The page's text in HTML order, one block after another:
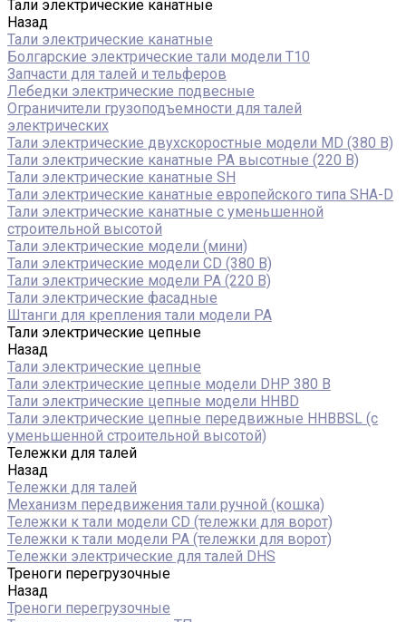
Тали электрические канатные
Назад
Тали электрические канатные
Болгарские электрические тали модели T10
Запчасти для талей и тельферов
Лебедки электрические подвесные
Ограничители грузоподъемности для талей
электрических
Тали электрические двухскоростные модели MD (380 В)
Тали электрические канатные PA высотные (220 В)
Тали электрические канатные SH
Тали электрические канатные европейского типа SHA-D
Тали электрические канатные с уменьшенной
строительной высотой
Тали электрические модели (мини)
Тали электрические модели CD (380 В)
Тали электрические модели РА (220 В)
Тали электрические фасадные
Штанги для крепления тали модели РА
Тали электрические цепные
Назад
Тали электрические цепные
Тали электрические цепные модели DHP 380 В
Тали электрические цепные модели HHBD
Тали электрические цепные передвижные HHBBSL (с
уменьшенной строительной высотой)
Тележки для талей
Назад
Тележки для талей
Механизм передвижения тали ручной (кошка)
Тележки к тали модели CD (тележки для ворот)
Тележки к тали модели РА (тележки для ворот)
Тележки электрические для талей DHS
Треноги перегрузочные
Назад
Треноги перегрузочные